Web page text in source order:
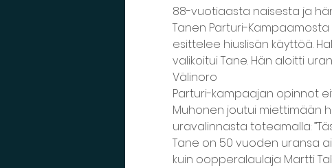
88-vuotiaasta naisesta ja
Tanen Parturi-
esittelee hiuslisän käyttöä.
valikoitui Tane. Hän aloitti
Välinoro
Parturi-kampaajan opinnot
Muhonen joutui miettimään
uravalinnasta toteamalla:
Tane on 50 vuoden uransa
kuin oopperalaulaja Martti